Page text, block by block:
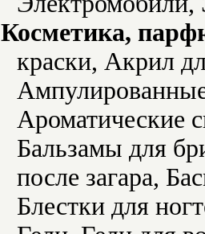
Косметика,
краски, Акрил
Ароматические
Бальзамы для
после загара,
Блестки для